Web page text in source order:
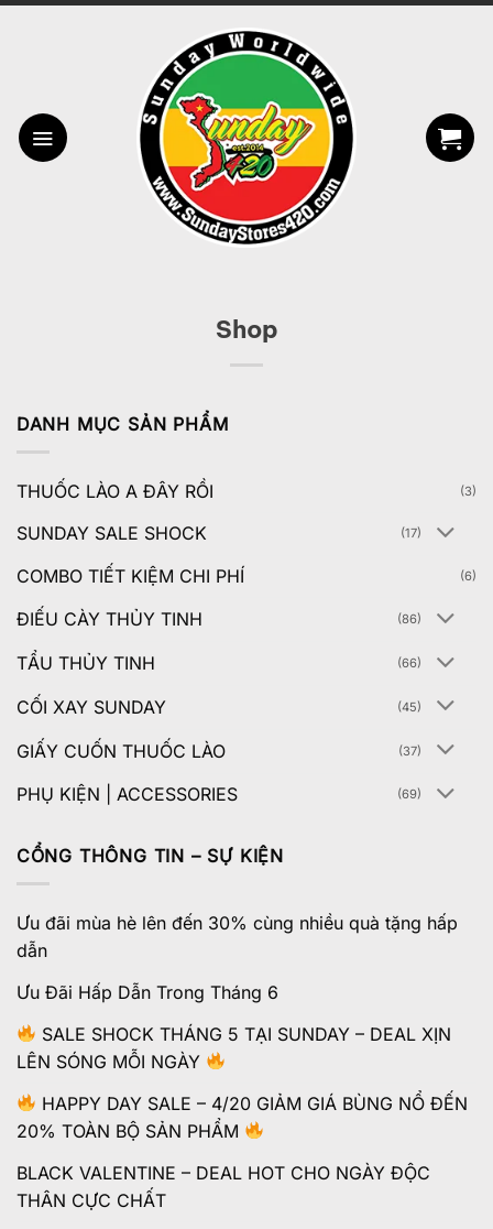
Bỏ
Shop
DANH MỤC SẢN PHẨM
THUỐC LÀO A ĐÂY RỒI (3)
SUNDAY SALE SHOCK (17)
COMBO TIẾT KIỆM CHI PHÍ (6)
ĐIẾU CÀY THỦY TINH (86)
TẨU THỦY TINH (66)
CỐI XAY SUNDAY (45)
GIẤY CUỐN THUỐC LÀO (37)
PHỤ KIỆN | ACCESSORIES (69)
CỔNG THÔNG TIN – SỰ KIỆN
Ưu đãi mùa hè lên đến 30% cùng nhiều quà tặng hấp
dẫn
Ưu Đãi Hấp Dẫn Trong Tháng 6
SALE SHOCK THÁNG 5 TẠI SUNDAY – DEAL XỊN
LÊN SÓNG MỖI NGÀY
HAPPY DAY SALE – 4/20 GIẢM GIÁ BÙNG NỔ ĐẾN
20% TOÀN BỘ SẢN PHẨM
BLACK VALENTINE – DEAL HOT CHO NGÀY ĐỘC
THÂN CỰC CHẤT